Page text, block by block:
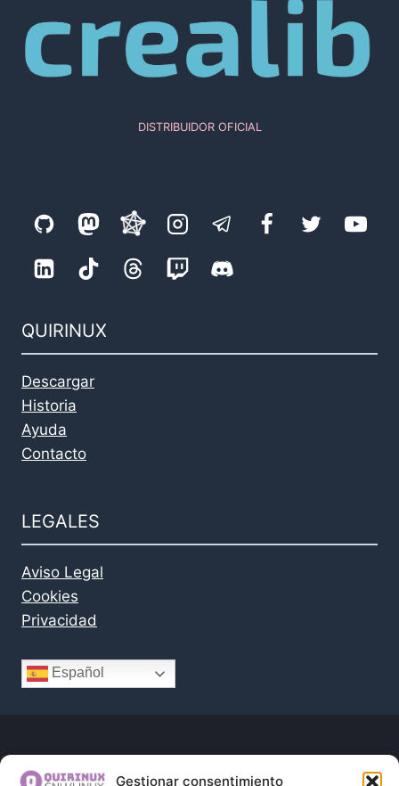
Gestionar consentimiento
DISTRIBUIDOR OFICIAL
QUIRINUX
Descargar
Historia
Ayuda
Contacto
LEGALES
Aviso Legal
Cookies
Privacidad
Español